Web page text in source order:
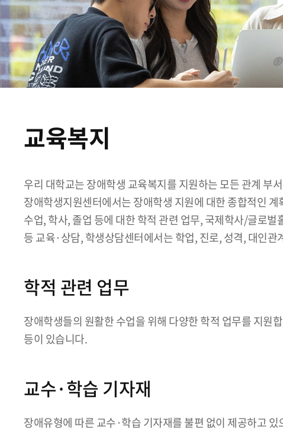
교육복지
우리 대학교는 장애학생 교육복지를 지원하는 모든 관계 부
장애학생지원센터에서는 장애학생 지원에 대한 종합적인
수업, 학사, 졸업 등에 대한 학적 관련 업무, 국제학사/글로
등 교육·상담, 학생상담센터에서는 학업, 진로, 성격, 대인
학적 관련 업무
장애학생들의 원활한 수업을 위해 다양한 학적 업무를 지원
등이 있습니다.
교수·학습 기자재
장애유형에 따른 교수·학습 기자재를 불편 없이 제공하고